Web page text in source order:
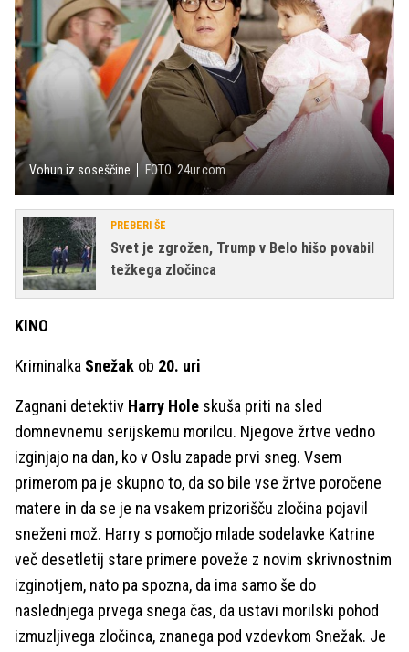
Vohun iz soseščine FOTO: 24ur.com
PREBERI ŠE
Svet je zgrožen, Trump v Belo hišo povabil
težkega zločinca
KINO
Kriminalka Snežak ob 20. uri
Zagnani detektiv Harry Hole skuša priti na sled
domnevnemu serijskemu morilcu. Njegove žrtve vedno
izginjajo na dan, ko v Oslu zapade prvi sneg. Vsem
primerom pa je skupno to, da so bile vse žrtve poročene
matere in da se je na vsakem prizorišču zločina pojavil
sneženi mož. Harry s pomočjo mlade sodelavke Katrine
več desetletij stare primere poveže z novim skrivnostnim
izginotjem, nato pa spozna, da ima samo še do
naslednjega prvega snega čas, da ustavi morilski pohod
izmuzljivega zločinca, znanega pod vzdevkom Snežak. Je